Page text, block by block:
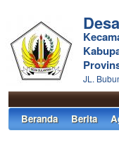
JL.
Beranda Berita